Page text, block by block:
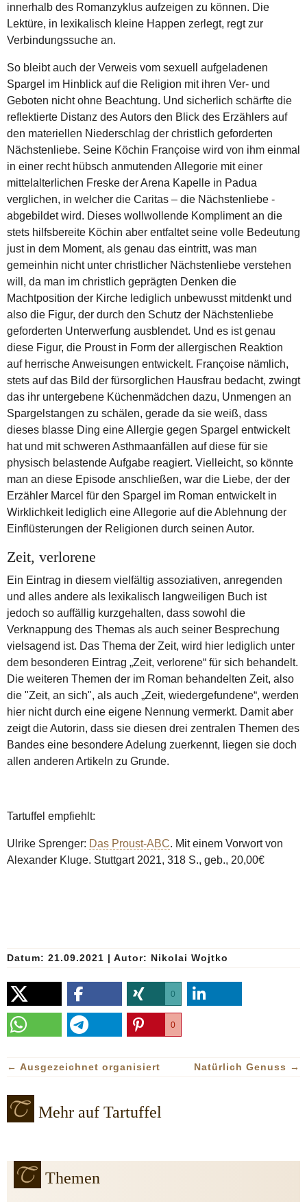
innerhalb des Romanzyklus aufzeigen zu können. Die
Lektüre, in lexikalisch kleine Happen zerlegt, regt zur
Verbindungssuche an.
So bleibt auch der Verweis vom sexuell aufgeladenen
Spargel im Hinblick auf die Religion mit ihren Ver- und
Geboten nicht ohne Beachtung. Und sicherlich schärfte die
reflektierte Distanz des Autors den Blick des Erzählers auf
den materiellen Niederschlag der christlich geforderten
Nächstenliebe. Seine Köchin Françoise wird von ihm einmal
in einer recht hübsch anmutenden Allegorie mit einer
mittelalterlichen Freske der Arena Kapelle in Padua
verglichen, in welcher die Caritas – die Nächstenliebe -
abgebildet wird. Dieses wollwollende Kompliment an die
stets hilfsbereite Köchin aber entfaltet seine volle Bedeutung
just in dem Moment, als genau das eintritt, was man
gemeinhin nicht unter christlicher Nächstenliebe verstehen
will, da man im christlich geprägten Denken die
Machtposition der Kirche lediglich unbewusst mitdenkt und
also die Figur, der durch den Schutz der Nächstenliebe
geforderten Unterwerfung ausblendet. Und es ist genau
diese Figur, die Proust in Form der allergischen Reaktion
auf herrische Anweisungen entwickelt. Françoise nämlich,
stets auf das Bild der fürsorglichen Hausfrau bedacht, zwingt
das ihr untergebene Küchenmädchen dazu, Unmengen an
Spargelstangen zu schälen, gerade da sie weiß, dass
dieses blasse Ding eine Allergie gegen Spargel entwickelt
hat und mit schweren Asthmaanfällen auf diese für sie
physisch belastende Aufgabe reagiert. Vielleicht, so könnte
man an diese Episode anschließen, war die Liebe, der der
Erzähler Marcel für den Spargel im Roman entwickelt in
Wirklichkeit lediglich eine Allegorie auf die Ablehnung der
Einflüsterungen der Religionen durch seinen Autor.
Zeit, verlorene
Ein Eintrag in diesem vielfältig assoziativen, anregenden
und alles andere als lexikalisch langweiligen Buch ist
jedoch so auffällig kurzgehalten, dass sowohl die
Verknappung des Themas als auch seiner Besprechung
vielsagend ist. Das Thema der Zeit, wird hier lediglich unter
dem besonderen Eintrag „Zeit, verlorene“ für sich behandelt.
Die weiteren Themen der im Roman behandelten Zeit, also
die "Zeit, an sich", als auch „Zeit, wiedergefundene“, werden
hier nicht durch eine eigene Nennung vermerkt. Damit aber
zeigt die Autorin, dass sie diesen drei zentralen Themen des
Bandes eine besondere Adelung zuerkennt, liegen sie doch
allen anderen Artikeln zu Grunde.
Tartuffel empfiehlt:
Ulrike Sprenger: Das Proust-ABC. Mit einem Vorwort von
Alexander Kluge. Stuttgart 2021, 318 S., geb., 20,00€
Datum: 21.09.2021 | Autor: Nikolai Wojtko
0
0
← Ausgezeichnet organisiert Natürlich Genuss →
Mehr auf Tartuffel
Themen